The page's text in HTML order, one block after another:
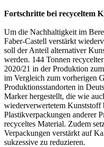
Fortschritte bei recyceltem
Um die Nachhaltigkeit im
Faber-Castell verstärkt
soll der Anteil alternativer
werden. 144 Tonnen
2020/21 in der Produktion
im Vergleich zum vorherigen
Produktionsstandorten in
Marker hergestellt, die wie
wiederverwertetem Kunststoff
Plastikverpackungen anderer
recyceltes Material. Zudem
Verpackungen verstärkt auf
sukzessive zu reduzieren.